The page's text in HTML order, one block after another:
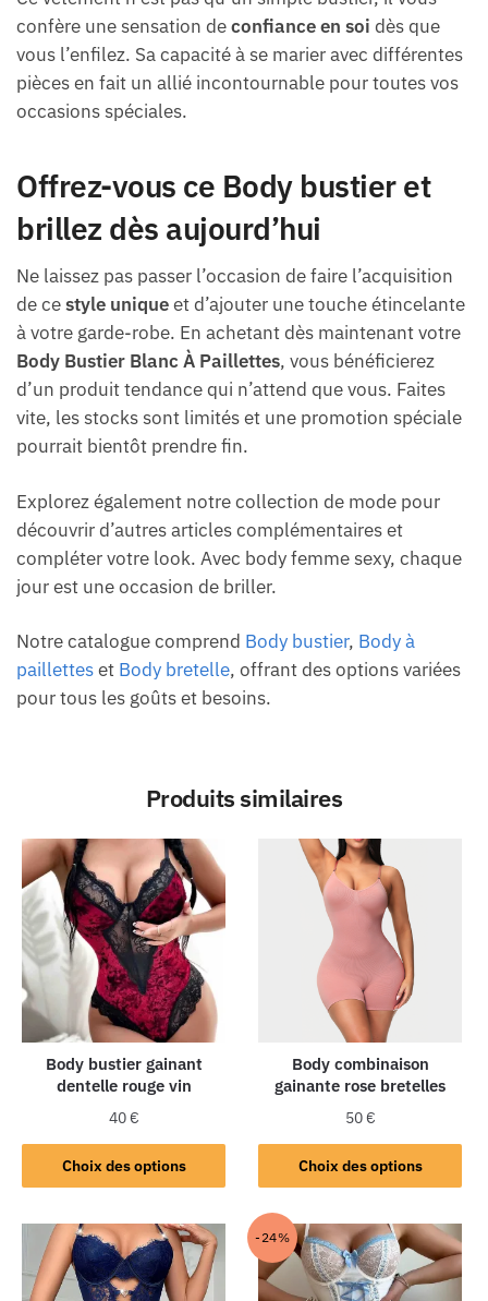
confère une sensation deconfiance en soi dès que
vous l’enfilez. Sa capacité à se marier avec différentes
pièces en fait un allié incontournable pour toutes vos
occasions spéciales.
Offrez-vous ce Body bustier et
brillez dès aujourd’hui
Ne laissez pas passer l’occasion de faire l’acquisition
de cestyle uniqueet d’ajouter une touche étincelante
à votre garde-robe. En achetant dès maintenant votre
Body Bustier Blanc À Paillettes, vous bénéficierez
d’un produit tendance qui n’attend que vous. Faites
vite, les stocks sont limités et une promotion spéciale
pourrait bientôt prendre fin.
Explorez également notre collection de mode pour
découvrir d’autres articles complémentaires et
compléter votre look. Avec body femme sexy, chaque
jour est une occasion de briller.
Notre catalogue comprend Body bustier, Body à
pailletteset Body bretelle, offrant des options variées
pour tous les goûts et besoins.
Produits similaires
Body bustier gainant
dentelle rouge vin
40€
Choix des options
Body combinaison
gainante rose bretelles
50€
Choix des options
-24%